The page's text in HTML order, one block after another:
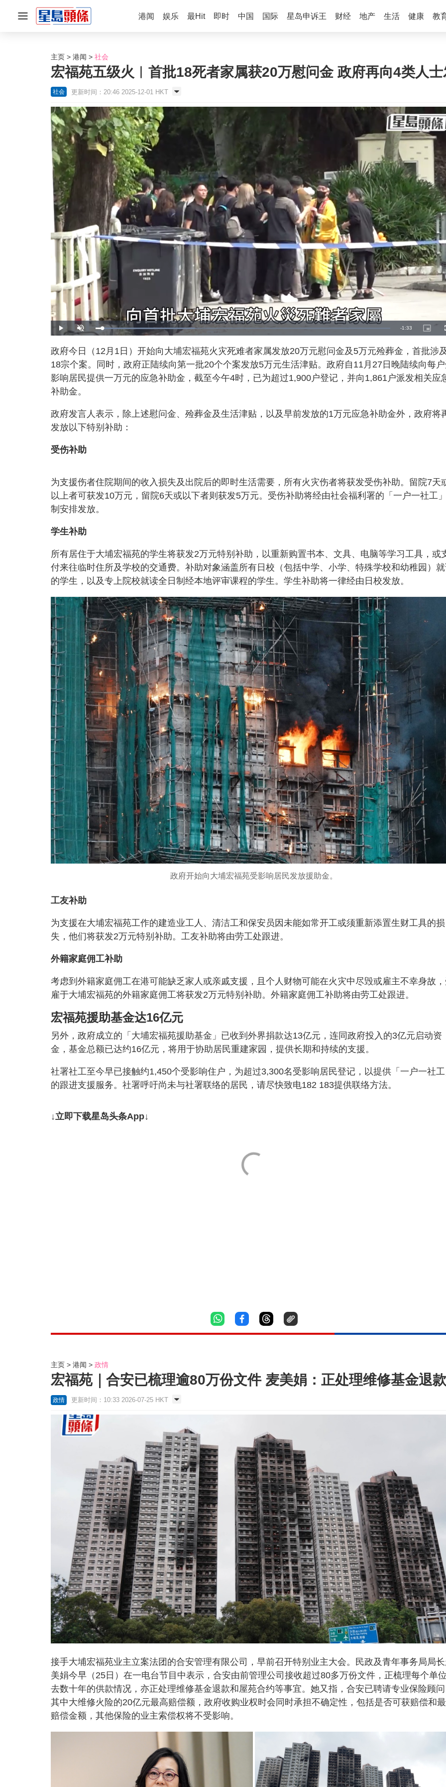
港闻 娱乐 最Hit 即时 中国 国际 星岛申诉王 财经 地产 生活 健康 教
主页 港闻 社会
宏福苑五级火︱首批18死者家属获20万慰问金 政府再向4类人
社会 更新时间：20:46 2025-12-01 HKT
P
l
U
n
t
e
L
o
e
d
:
3
3
.
6
R
a
-1:33
P
i
u
r
e
-
n
-
r
e
政府今日（12月1日）开始向大埔宏福苑火灾死难者家属发放20万元慰问金及5万元殓葬金，首批涉
18宗个案。同时，政府正陆续向第一批20个个案发放5万元生活津贴。政府自11月27日晚陆续向每
影响居民提供一万元的应急补助金，截至今午4时，已为超过1,900户登记，并向1,861户派发相关应
补助金。
政府发言人表示，除上述慰问金、殓葬金及生活津贴，以及早前发放的1万元应急补助金外，政府将
发放以下特别补助：
受伤补助
为支援伤者住院期间的收入损失及出院后的即时生活需要，所有火灾伤者将获发受伤补助。留院7天
以上者可获发10万元，留院6天或以下者则获发5万元。受伤补助将经由社会福利署的「一户一社工
制安排发放。
学生补助
所有居住于大埔宏福苑的学生将获发2万元特别补助，以重新购置书本、文具、电脑等学习工具，或
付来往临时住所及学校的交通费。补助对象涵盖所有日校（包括中学、小学、特殊学校和幼稚园）
的学生，以及专上院校就读全日制经本地评审课程的学生。学生补助将一律经由日校发放。
政府开始向大埔宏福苑受影响居民发放援助金。
工友补助
为支援在大埔宏福苑工作的建造业工人、清洁工和保安员因未能如常开工或须重新添置生财工具的损
失，他们将获发2万元特别补助。工友补助将由劳工处跟进。
外籍家庭佣工补助
考虑到外籍家庭佣工在港可能缺乏家人或亲戚支援，且个人财物可能在火灾中尽毁或雇主不幸身故
雇于大埔宏福苑的外籍家庭佣工将获发2万元特别补助。外籍家庭佣工补助将由劳工处跟进。
宏福苑援助基金达16亿元
另外，政府成立的「大埔宏福苑援助基金」已收到外界捐款达13亿元，连同政府投入的3亿元启动资
金，基金总额已达约16亿元，将用于协助居民重建家园，提供长期和持续的支援。
社署社工至今早已接触约1,450个受影响住户，为超过3,300名受影响居民登记，以提供「一户一社
的跟进支援服务。社署呼吁尚未与社署联络的居民，请尽快致电182 183提供联络方法。
↓立即下载星岛头条App↓
主页 港闻 政情
宏福苑｜合安已梳理逾80万份文件 麦美娟：正处理维修基金退
政情 更新时间：10:33 2026-07-25 HKT
接手大埔宏福苑业主立案法团的合安管理有限公司，早前召开特别业主大会。民政及青年事务局局
美娟今早（25日）在一电台节目中表示，合安由前管理公司接收超过80多万份文件，正梳理每个单
去数十年的供款情况，亦正处理维修基金退款和屋苑合约等事宜。她又指，合安已聘请专业保险顾
其中大维修火险的20亿元最高赔偿额，政府收购业权时会同时承担不确定性，包括是否可获赔偿和
赔偿金额，其他保险的业主索偿权将不受影响。